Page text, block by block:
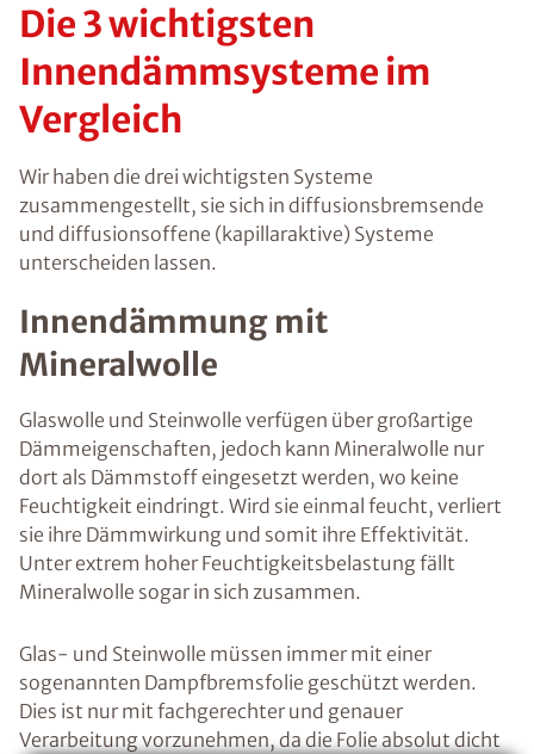
Die 3 wichtigsten
Innendämmsysteme im
Vergleich
Wir haben die drei wichtigsten Systeme
zusammengestellt, sie sich in diffusionsbremsende
und diffusionsoffene (kapillaraktive) Systeme
unterscheiden lassen.
Innendämmung mit
Mineralwolle
Glaswolle und Steinwolle verfügen über großartige
Dämmeigenschaften, jedoch kann Mineralwolle nur
dort als Dämmstoff eingesetzt werden, wo keine
Feuchtigkeit eindringt. Wird sie einmal feucht, verliert
sie ihre Dämmwirkung und somit ihre Effektivität.
Unter extrem hoher Feuchtigkeitsbelastung fällt
Mineralwolle sogar in sich zusammen.
Glas- und Steinwolle müssen immer mit einer
sogenannten Dampfbremsfolie geschützt werden.
Dies ist nur mit fachgerechter und genauer
Verarbeitung vorzunehmen, da die Folie absolut dicht